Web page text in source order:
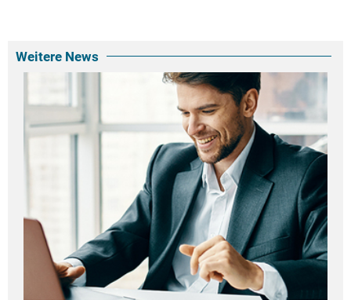
Weitere News